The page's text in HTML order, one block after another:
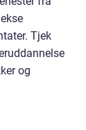
Tjek
og